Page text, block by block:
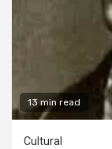
13 min read
Cultural